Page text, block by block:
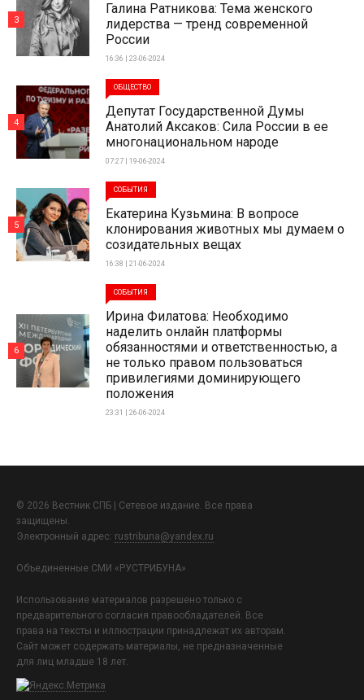
Галина Ратникова: Тема женского
лидерства — тренд современной
России
16:36 | 23-06-2024
3
ОБЩЕСТВО
Депутат Государственной Думы
Анатолий Аксаков: Сила России в ее
многонациональном народе
07:27 | 19-06-2024
4
СОБЫТИЯ
Екатерина Кузьмина: В вопросе
клонирования животных мы думаем о
созидательных вещах
16:38 | 21-06-2024
5
СОБЫТИЯ
Ирина Филатова: Необходимо
наделить онлайн платформы
обязанностями и ответственностью, а
не только правом пользоваться
привилегиями доминирующего
положения
23:31 | 26-06-2024
6
© 2026 Вестник СПБ | Сетевое издание. Все права
защищены.
Электронный адрес: rustribuna@yandex.ru
Объединенные СМИ «РУСТРИБУНА»
Использование материалов разрешено только с
предварительного согласия правообладателей. Все
права на тексты и иллюстрации принадлежат их авторам.
Сайт может содержать материалы, не предназначенные
для лиц младше 18 лет.